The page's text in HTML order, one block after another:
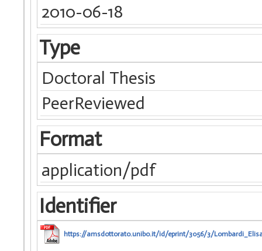
2010-06-18
Type
Doctoral Thesis
PeerReviewed
Format
application/pdf
Identifier
https://amsdottorato.unibo.it/id/eprint/3056/3/